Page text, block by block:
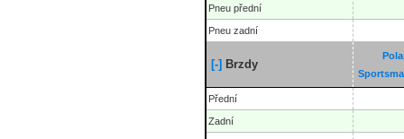
Pneu přední
Pneu zadní
[-] Brzdy
Přední
Zadní